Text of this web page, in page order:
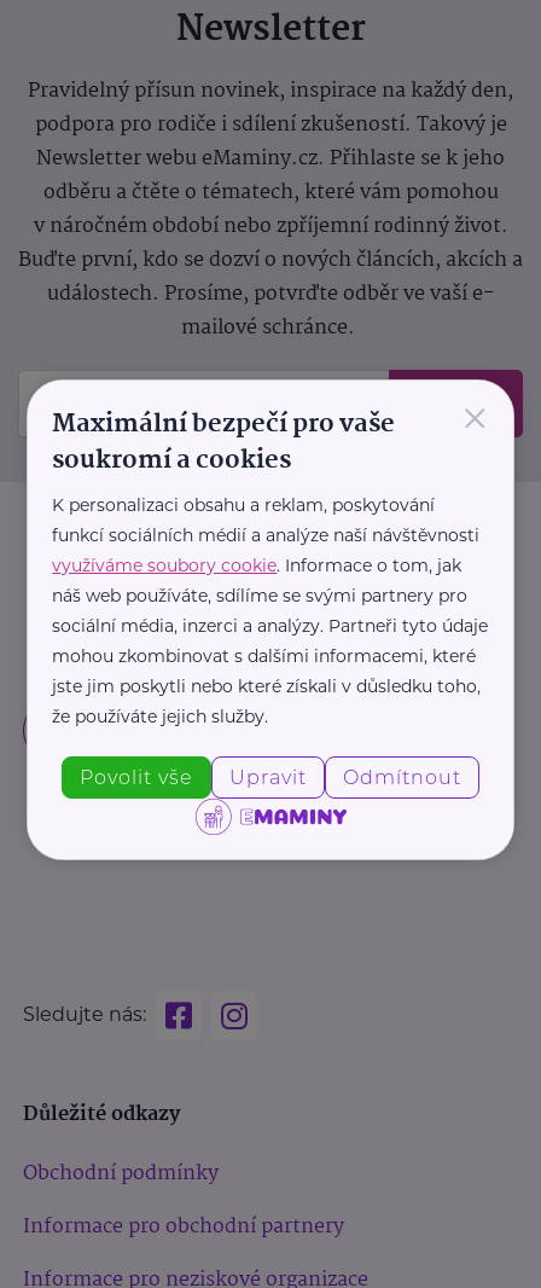
Newsletter
Pravidelný přísun novinek, inspirace na každý den,
podpora pro rodiče i sdílení zkušeností. Takový je
Newsletter webu eMaminy.cz. Přihlaste se k jeho
odběru a čtěte o tématech, které vám pomohou
v náročném období nebo zpříjemní rodinný život.
Buďte první, kdo se dozví o nových článcích, akcích a
událostech. Prosíme, potvrďte odběr ve vaší e-
mailové schránce.
Odeslat
Sledujte nás:
Důležité odkazy
Obchodní podmínky
Informace pro obchodní partnery
Informace pro neziskové organizace
×
Maximální bezpečí pro vaše
soukromí a cookies
K personalizaci obsahu a reklam, poskytování
funkcí sociálních médií a analýze naší návštěvnosti
využíváme soubory cookie. Informace o tom, jak
náš web používáte, sdílíme se svými partnery pro
sociální média, inzerci a analýzy. Partneři tyto údaje
mohou zkombinovat s dalšími informacemi, které
jste jim poskytli nebo které získali v důsledku toho,
že používáte jejich služby.
Povolit vše Upravit Odmítnout